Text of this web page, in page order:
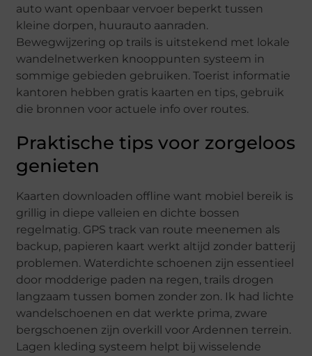
auto want openbaar vervoer beperkt tussen
kleine dorpen, huurauto aanraden.
Bewegwijzering op trails is uitstekend met lokale
wandelnetwerken knooppunten systeem in
sommige gebieden gebruiken. Toerist informatie
kantoren hebben gratis kaarten en tips, gebruik
die bronnen voor actuele info over routes.
Praktische tips voor zorgeloos
genieten
Kaarten downloaden offline want mobiel bereik is
grillig in diepe valleien en dichte bossen
regelmatig. GPS track van route meenemen als
backup, papieren kaart werkt altijd zonder batterij
problemen. Waterdichte schoenen zijn essentieel
door modderige paden na regen, trails drogen
langzaam tussen bomen zonder zon. Ik had lichte
wandelschoenen en dat werkte prima, zware
bergschoenen zijn overkill voor Ardennen terrein.
Lagen kleding systeem helpt bij wisselende